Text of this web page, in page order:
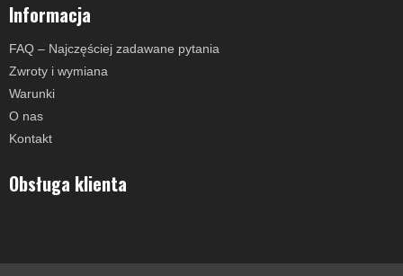
Informacja
FAQ – Najczęściej zadawane pytania
Zwroty i wymiana
Warunki
O nas
Kontakt
Obsługa klienta